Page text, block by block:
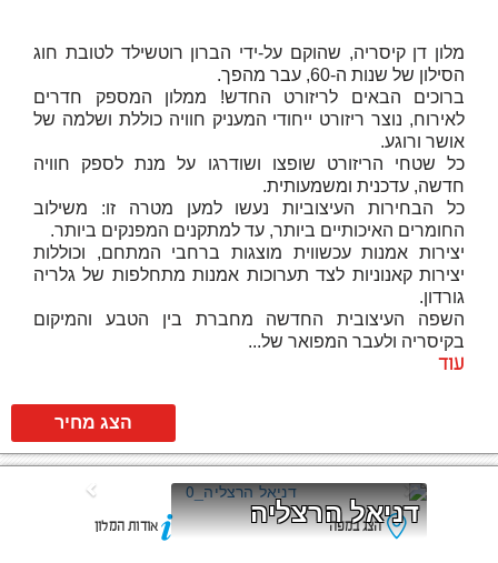
מלון דן קיסריה, שהוקם על-ידי הברון רוטשילד לטובת חוג
הסילון של שנות ה-60, עבר מהפך.
ברוכים הבאים לריזורט החדש! ממלון המספק חדרים
לאירוח, נוצר ריזורט ייחודי המעניק חוויה כוללת ושלמה של
אושר ורוגע.
כל שטחי הריזורט שופצו ושודרגו על מנת לספק חוויה
חדשה, עדכנית ומשמעותית.
כל הבחירות העיצוביות נעשו למען מטרה זו: משילוב
החומרים האיכותיים ביותר, עד למתקנים המפנקים ביותר.
יצירות אמנות עכשווית מוצגות ברחבי המתחם, וכוללות
יצירות קאנוניות לצד תערוכות אמנות מתחלפות של גלריה
גורדון.
השפה העיצובית החדשה מחברת בין הטבע והמיקום
בקיסריה ולעבר המפואר של...
עוד
הצג מחיר
דניאל הרצליה
הצג במפה אודות המלון